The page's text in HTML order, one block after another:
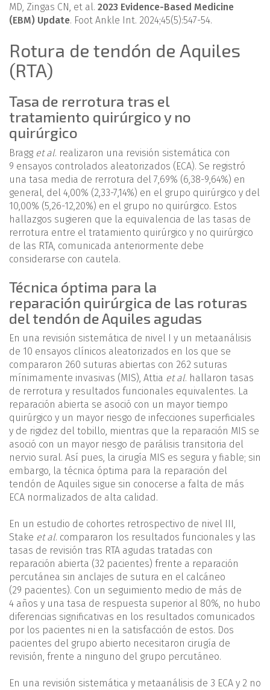
MD, Zingas CN, et al. 2023 Evidence-Based Medicine
(EBM) Update. Foot Ankle Int. 2024;45(5):547-54.
Rotura de tendón de Aquiles
(RTA)
Tasa de rerrotura tras el
tratamiento quirúrgico y no
quirúrgico
Bragg et al. realizaron una revisión sistemática con
9 ensayos controlados aleatorizados (ECA). Se registró
una tasa media de rerrotura del 7,69% (6,38-9,64%) en
general, del 4,00% (2,33-7,14%) en el grupo quirúrgico y del
10,00% (5,26-12,20%) en el grupo no quirúrgico. Estos
hallazgos sugieren que la equivalencia de las tasas de
rerrotura entre el tratamiento quirúrgico y no quirúrgico
de las RTA, comunicada anteriormente debe
considerarse con cautela.
Técnica óptima para la
reparación quirúrgica de las roturas
del tendón de Aquiles agudas
En una revisión sistemática de nivel I y un metaanálisis
de 10 ensayos clínicos aleatorizados en los que se
compararon 260 suturas abiertas con 262 suturas
mínimamente invasivas (MIS), Attia et al. hallaron tasas
de rerrotura y resultados funcionales equivalentes. La
reparación abierta se asoció con un mayor tiempo
quirúrgico y un mayor riesgo de infecciones superficiales
y de rigidez del tobillo, mientras que la reparación MIS se
asoció con un mayor riesgo de parálisis transitoria del
nervio sural. Así pues, la cirugía MIS es segura y fiable; sin
embargo, la técnica óptima para la reparación del
tendón de Aquiles sigue sin conocerse a falta de más
ECA normalizados de alta calidad.
En un estudio de cohortes retrospectivo de nivel III,
Stake et al. compararon los resultados funcionales y las
tasas de revisión tras RTA agudas tratadas con
reparación abierta (32 pacientes) frente a reparación
percutánea sin anclajes de sutura en el calcáneo
(29 pacientes). Con un seguimiento medio de más de
4 años y una tasa de respuesta superior al 80%, no hubo
diferencias significativas en los resultados comunicados
por los pacientes ni en la satisfacción de estos. Dos
pacientes del grupo abierto necesitaron cirugía de
revisión, frente a ninguno del grupo percutáneo.
En una revisión sistemática y metaanálisis de 3 ECA y 2 no